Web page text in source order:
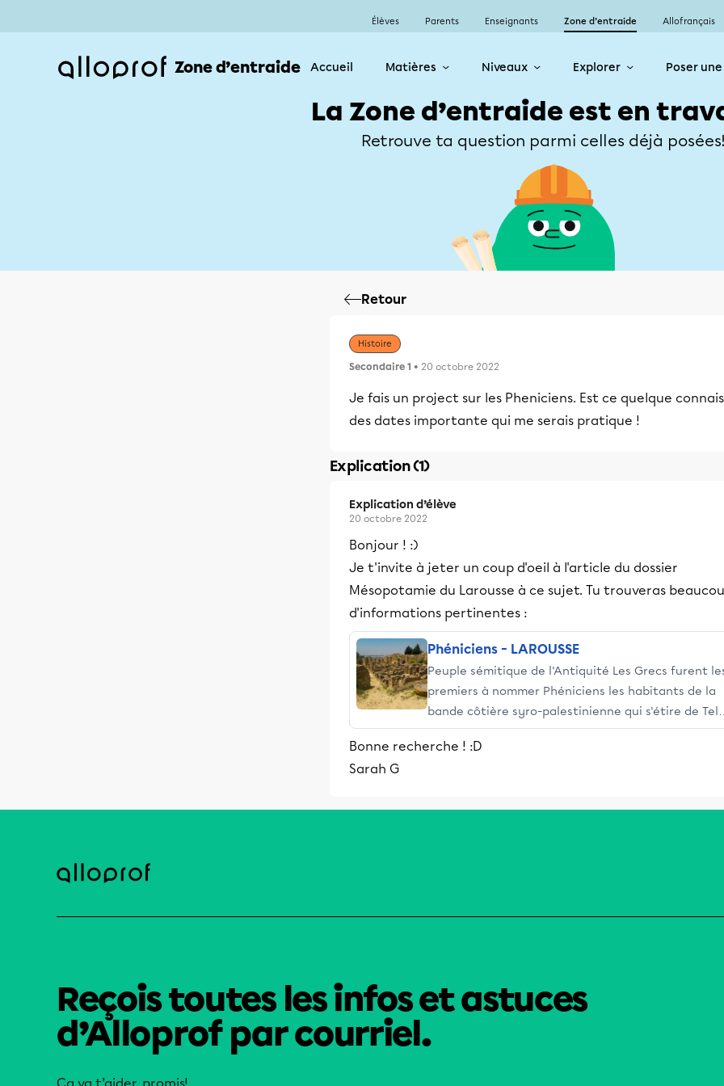
Élèves Parents Enseignants Zone d’entraide Allofrançais
Zone d’entraide Accueil Matières Niveaux Explorer Poser
La Zone d’entraide est en
Retrouve ta question parmi celles déjà
Retour
Histoire
Secondaire 1 • 20 octobre 2022
Je fais un project sur les Pheniciens. Est ce quelque connais
des dates importante qui me serais pratique !
Explication (1)
Explication d’élève
20 octobre 2022
Bonjour ! :)
Je t'invite à jeter un coup d'oeil à l'article du dossier
Mésopotamie du Larousse à ce sujet. Tu trouveras
d'informations pertinentes :
Phéniciens - LAROUSSE
Peuple sémitique de l'Antiquité Les Grecs furent
premiers à nommer Phéniciens les habitants de la
bande côtière syro-palestinienne qui s'étire de Tell
Suqas l'antique Shukshan au nord à Acre Akko au
sud On attribue parfois au mot grec phoiniks
Antiquité l'origine du nom des...
Bonne recherche ! :D
Sarah G
Reçois toutes les infos et astuces
d’Alloprof par courriel.